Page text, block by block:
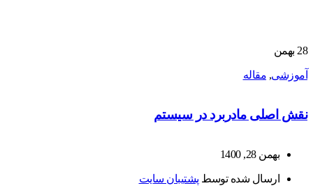
28 بهمن
آموزشی, مقاله
نقش اصلی مادربرد در سیستم
بهمن 28, 1400
ارسال شده توسط پشتیبان سایت